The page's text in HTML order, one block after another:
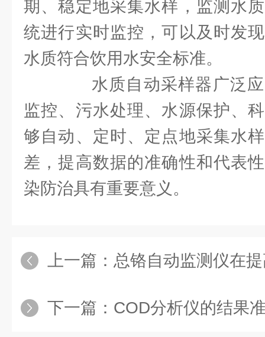
期、稳定地采集水样，监测水
统进行实时监控，可以及时发
水质符合饮用水安全标准。
水质自动采样器广泛应
监控、污水处理、水源保护、
够自动、定时、定点地采集水
差，提高数据的准确性和代表
染防治具有重要意义。
上一篇： 总铬自动监测仪在提高
下一篇： COD分析仪的结果